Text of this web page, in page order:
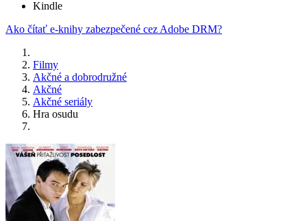
Kindle
Ako čítať e-knihy zabezpečené cez Adobe DRM?
Filmy
Akčné a dobrodružné
Akčné
Akčné seriály
Hra osudu